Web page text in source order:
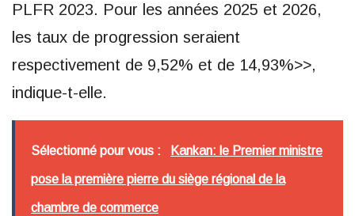
PLFR 2023. Pour les années 2025 et 2026,
les taux de progression seraient
respectivement de 9,52% et de 14,93%>>,
indique-t-elle.
Sélectionné pour vous : Kankan: le Premier ministre
pose la première pierre du siège régional de la
chambre de commerce